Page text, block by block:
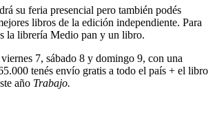
su feria presencial pero también podés
libros de la edición independiente. Para
la librería Medio pan y un libro.
7, sábado 8 y domingo 9, con una
tenés envío gratis a todo el país + el libro
año Trabajo.